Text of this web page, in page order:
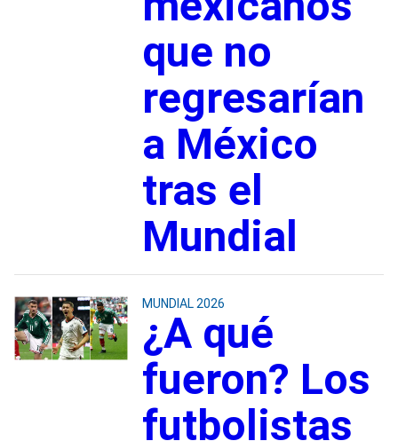
que no
regresarían
a México
tras el
Mundial
MUNDIAL 2026
¿A qué
fueron? Los
futbolistas